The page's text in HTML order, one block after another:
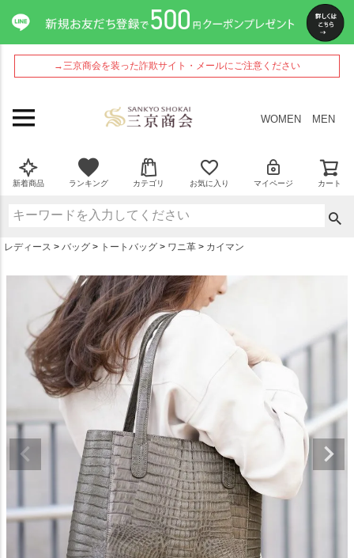
→三京商会を装った詐欺サイト・メールにご注意ください
WOMEN MEN
新着商品 ランキング カテゴリ お気に入り マイページ カート
レディース バッグ トートバッグ ワニ革 カイマン
ペー
ジト
ップ
へ